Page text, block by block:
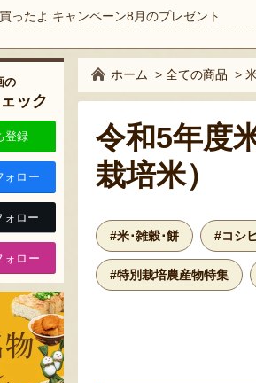
ったよ キャンペーン8月のプレゼント
ホーム > 全ての商品 >
令和5年度
栽培米）
#米･雑穀･餅 #コシ
#特別栽培農産物特集
の
ック
登録
ォロー
ォロー
ォロー